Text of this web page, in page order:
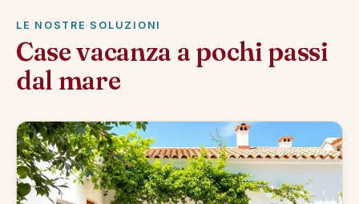
LE NOSTRE SOLUZIONI
Case vacanza a pochi passi
dal mare